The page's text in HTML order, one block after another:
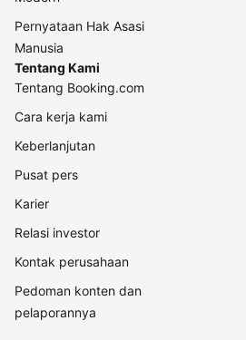
Pernyataan Hak Asasi
Manusia
Tentang Kami
Tentang Booking.com
Cara kerja kami
Keberlanjutan
Pusat pers
Karier
Relasi investor
Kontak perusahaan
Pedoman konten dan
pelaporannya